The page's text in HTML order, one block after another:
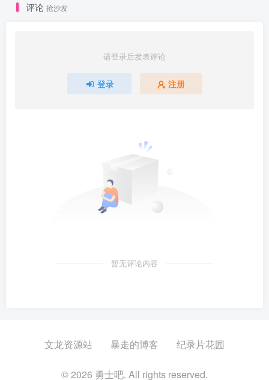
评论 抢沙发
请登录后发表评论
登录 注册
暂无评论内容
文龙资源站 暴走的博客 纪录片花园
© 2026 勇士吧. All rights reserved.